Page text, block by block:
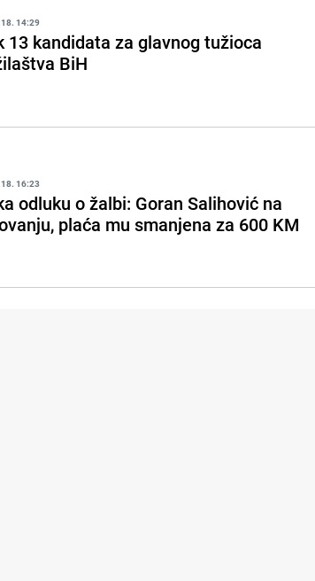
14:29
13 kandidata za glavnog tužioca
BiH
16:23
odluku o žalbi: Goran Salihović na
plaća mu smanjena za 600 KM